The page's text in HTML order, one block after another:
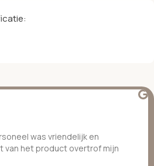
was vriendelijk en
van het product overtrof mijn